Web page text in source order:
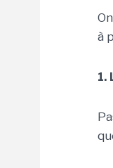
à
1.